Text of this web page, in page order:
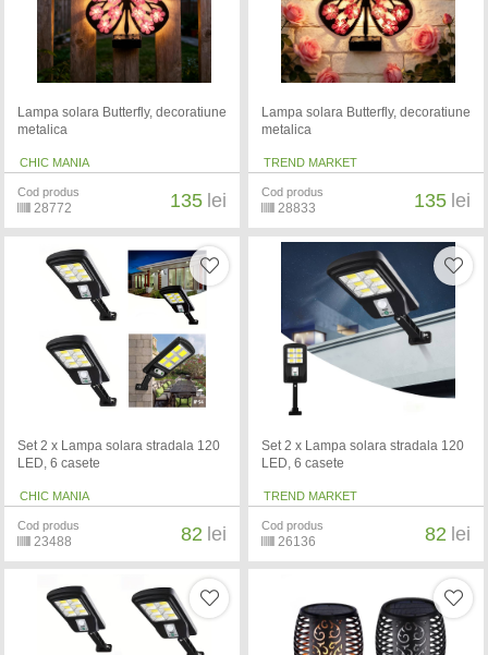
Lampa solara Butterfly, decoratiune
metalica
CHIC MANIA
Cod produs
28772 135 lei
Lampa solara Butterfly, decoratiune
metalica
TREND MARKET
Cod produs
28833 135 lei
Set 2 x Lampa solara stradala 120
LED, 6 casete
CHIC MANIA
Cod produs
23488 82 lei
Set 2 x Lampa solara stradala 120
LED, 6 casete
TREND MARKET
Cod produs
26136 82 lei